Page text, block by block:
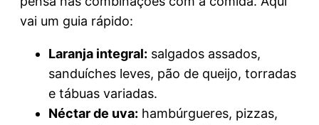
vai um guia rápido:
Laranja integral: salgados assados,
sanduíches leves, pão de queijo, torradas
e tábuas variadas.
Néctar de uva: hambúrgueres, pizzas,